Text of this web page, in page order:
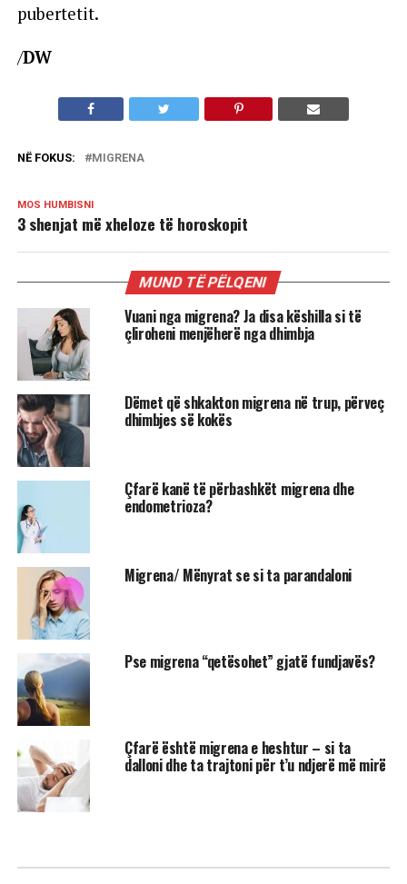
pubertetit.
/DW
NË FOKUS: MIGRENA
MOS HUMBISNI
3 shenjat më xheloze të horoskopit
MUND TË PËLQENI
Vuani nga migrena? Ja disa këshilla si të
çliroheni menjëherë nga dhimbja
Dëmet që shkakton migrena në trup, përveç
dhimbjes së kokës
Çfarë kanë të përbashkët migrena dhe
endometrioza?
Migrena/ Mënyrat se si ta parandaloni
Pse migrena “qetësohet” gjatë fundjavës?
Çfarë është migrena e heshtur – si ta
dalloni dhe ta trajtoni për t’u ndjerë më mirë